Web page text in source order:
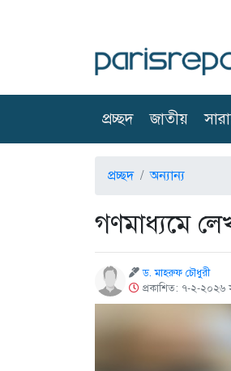
প্রচ্ছদ(current)
জাতীয়
প্রচ্ছদ অন্যান্য
গণমাধ্যমে
ড. মাহরুফ চৌধুরী
প্রকাশিত: ৭-২-২০২৬